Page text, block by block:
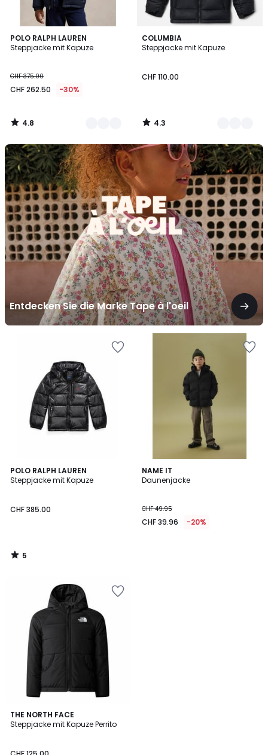
POLO RALPH LAUREN
Steppjacke mit Kapuze
CHF 375.00
CHF 262.50 -30%
4.8
/ 5
2
Farben
4.8
/
COLUMBIA
Steppjacke mit Kapuze
CHF 110.00
4.3
/ 5
2
Farben
4.3
/
Entdecken Sie die Marke Tape à l'oeil
Entdecken
Sie
die
Marke
Tape
à
l'oeil
POLO RALPH LAUREN
Steppjacke mit Kapuze
CHF 385.00
5
/
5
/
NAME IT
Daunenjacke
CHF 49.95
CHF 39.96 -20%
THE NORTH FACE
Steppjacke mit Kapuze Perrito
4.5
/ 5